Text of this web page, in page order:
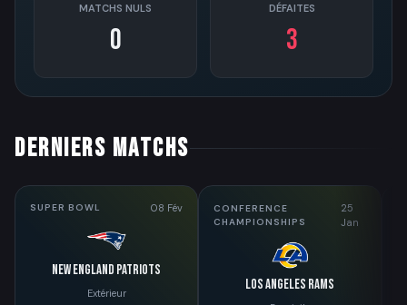
MATCHS NULS
0
DÉFAITES
3
DERNIERS MATCHS
SUPER BOWL 08 Fév
New England Patriots
Extérieur
CONFERENCE
CHAMPIONSHIPS
25
Jan
Los Angeles Rams